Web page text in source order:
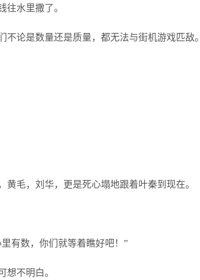
往水里撒了。
论是数量还是质量，都无法与街机游戏匹敌。
毛，刘华，更是死心塌地跟着叶秦到现在。
有数，你们就等着瞧好吧！”
想不明白。